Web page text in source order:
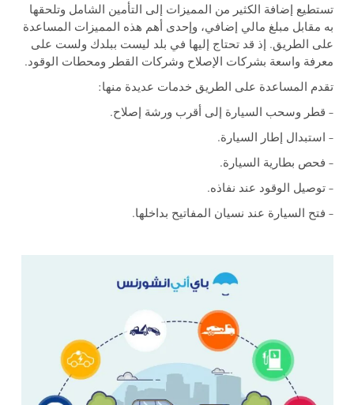
تستطيع إضافة الكثير من المميزات إلى التأمين الشامل وتلحقها
به مقابل مبلغ مالي إضافي، وإحدى أهم هذه المميزات المساعدة
على الطريق. إذ قد تحتاج إليها في بلد ليست ببلدك ولست على
معرفة واسعة بشركات الإصلاح وشركات القطر ومحطات الوقود.
تقدم المساعدة على الطريق خدمات عديدة منها:
– قطر وسحب السيارة إلى أقرب ورشة إصلاح.
– استبدال إطار السيارة.
– فحص بطارية السيارة.
– توصيل الوقود عند نفاذه.
– فتح السيارة عند نسيان المفاتيح بداخلها.